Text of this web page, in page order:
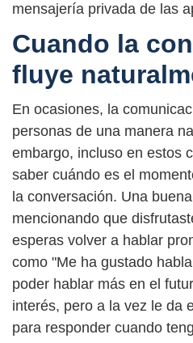
mensajería privada de las
Cuando la
fluye
En ocasiones, la
personas de una manera
embargo, incluso en estos
saber cuándo es el
la conversación. Una
mencionando que
esperas volver a hablar
como "Me ha gustado
poder hablar más en el
interés, pero a la vez le da
para responder cuando